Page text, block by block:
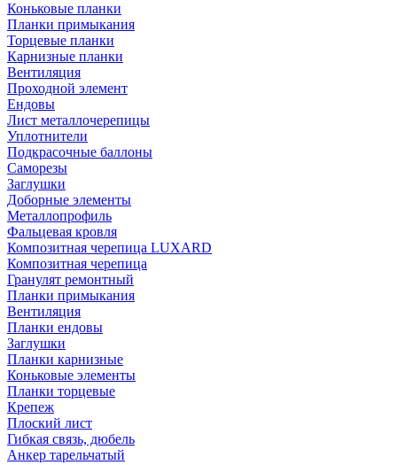
Коньковые планки
Планки примыкания
Торцевые планки
Карнизные планки
Вентиляция
Проходной элемент
Ендовы
Лист металлочерепицы
Уплотнители
Подкрасочные баллоны
Саморезы
Заглушки
Доборные элементы
Металлопрофиль
Фальцевая кровля
Композитная черепица LUXARD
Композитная черепица
Гранулят ремонтный
Планки примыкания
Вентиляция
Планки ендовы
Заглушки
Планки карнизные
Коньковые элементы
Планки торцевые
Крепеж
Плоский лист
Гибкая связь, дюбель
Анкер тарельчатый